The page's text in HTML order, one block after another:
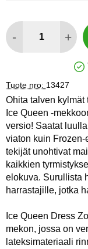
- +
Tuote nro: 13427
Ohita talven kylmät
Ice Queen -
versio! Saatat
viaton kuin
tekijät unohtivat
kaikkien
elokuva. Surullista
harrastajille, jotka
Ice Queen Dress
mekon, jossa on
lateksimateriaali